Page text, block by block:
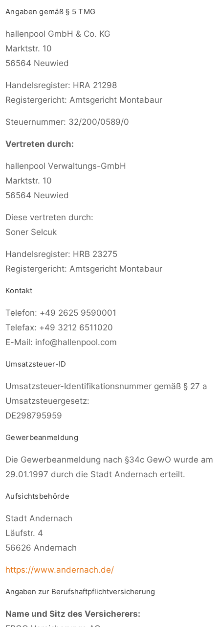
Angaben gemäß § 5 TMG
hallenpool GmbH & Co. KG
Marktstr. 10
56564 Neuwied
Handelsregister: HRA 21298
Registergericht: Amtsgericht Montabaur
Steuernummer: 32/200/0589/0
Vertreten durch:
hallenpool Verwaltungs-GmbH
Marktstr. 10
56564 Neuwied
Diese vertreten durch:
Soner Selcuk
Handelsregister: HRB 23275
Registergericht: Amtsgericht Montabaur
Kontakt
Telefon: +49 2625 9590001
Telefax: +49 3212 6511020
E-Mail: info@hallenpool.com
Umsatzsteuer-ID
Umsatzsteuer-Identifikationsnummer gemäß § 27 a
Umsatzsteuergesetz:
DE298795959
Gewerbeanmeldung
Die Gewerbeanmeldung nach §34c GewO wurde am
29.01.1997 durch die Stadt Andernach erteilt.
Aufsichtsbehörde
Stadt Andernach
Läufstr. 4
56626 Andernach
https://www.andernach.de/
Angaben zur Berufshaftpflichtversicherung
Name und Sitz des Versicherers: